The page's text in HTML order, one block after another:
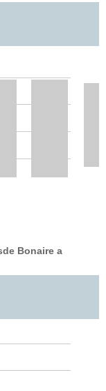
Bonaire a